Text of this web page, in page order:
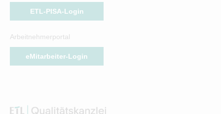
ETL-PISA-Login
Arbeitnehmerportal
eMitarbeiter-Login